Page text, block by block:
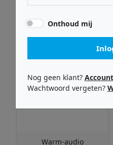
Warm-audio
Onthoud mij
Nog geen klant?
Wachtwoord vergeten?